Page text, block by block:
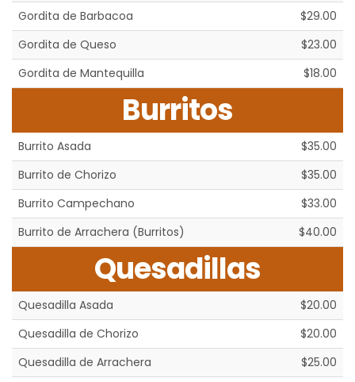
Gordita de Barbacoa
$29.00
Gordita de Queso
$23.00
Gordita de Mantequilla
$18.00
Burritos
Burrito Asada
$35.00
Burrito de Chorizo
$35.00
Burrito Campechano
$33.00
Burrito de Arrachera (Burritos)
$40.00
Quesadillas
Quesadilla Asada
$20.00
Quesadilla de Chorizo
$20.00
Quesadilla de Arrachera
$25.00